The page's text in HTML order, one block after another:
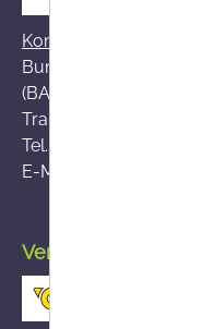
Kontakt zum BASG
Bundesamt für
(BASG), AGES-
Traisengasse 5, A-
Tel.:
E-Mail:
Versand durch die